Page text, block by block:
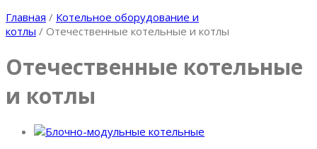
Главная / Котельное оборудование и
котлы / Отечественные котельные и котлы
Отечественные котельные
и котлы